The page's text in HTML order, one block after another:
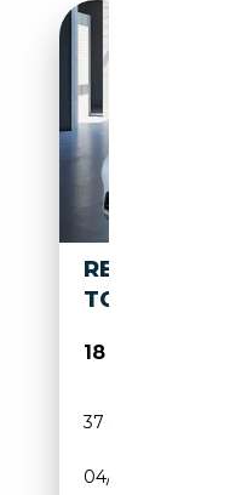
RENAULT
TCE 100
18 880€
37 307 km
04/2024